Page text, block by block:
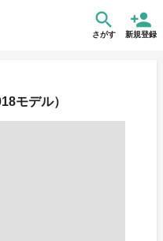
さがす 新規登録
モデル）